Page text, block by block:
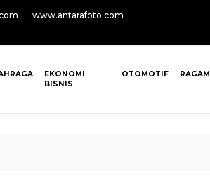
www.antarafoto.com
EKONOMI
BISNIS
OTOMOTIF RAGAM